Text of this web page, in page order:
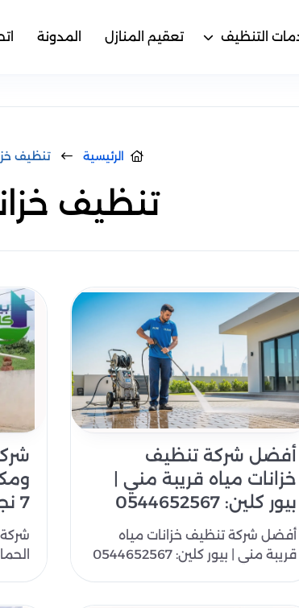
التنظيف تعقيم المنازل المدونة
الرئيسية تنظيف
تنظيف
أفضل شركة تنظيف
خزانات مياه قريبة مني |
بيور كلين: 0544652567
أفضل شركة تنظيف خزانات مياه
قريبة مني | بيور كلين: 0544652567
7 نجوم